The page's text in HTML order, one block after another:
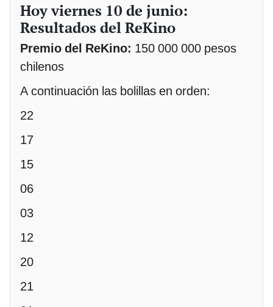
Hoy viernes 10 de junio:
Resultados del ReKino
Premio del ReKino: 150 000 000 pesos
chilenos
A continuación las bolillas en orden:
22
17
15
06
03
12
20
21